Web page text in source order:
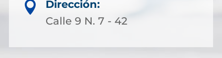

Dirección:
Calle 9 N. 7 - 42